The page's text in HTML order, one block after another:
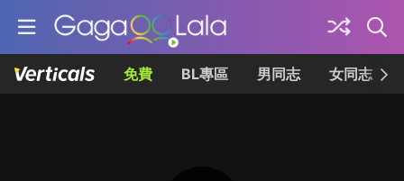
免費 BL專區 男同志 女同志